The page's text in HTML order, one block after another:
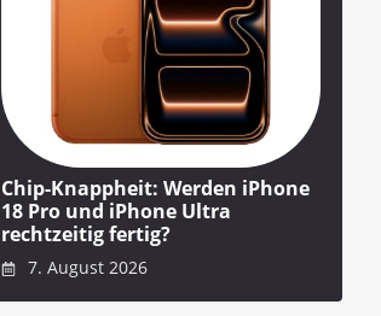
Chip-Knappheit: Werden iPhone
18 Pro und iPhone Ultra
rechtzeitig fertig?
7. August 2026